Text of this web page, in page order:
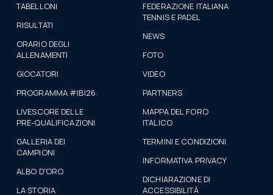
TABELLONI
RISULTATI
ORARIO DEGLI
ALLENAMENTI
GIOCATORI
PROGRAMMA #IBI26
LIVESCORE DELLE
PRE-QUALIFICAZIONI
GALLERIA DEI
CAMPIONI
ALBO D'ORO
LA STORIA
FEDERAZIONE ITALIANA
TENNIS E PADEL
NEWS
FOTO
VIDEO
PARTNERS
MAPPA DEL FORO
ITALICO
TERMINI E CONDIZIONI
INFORMATIVA PRIVACY
DICHIARAZIONE DI
ACCESSIBILITÀ